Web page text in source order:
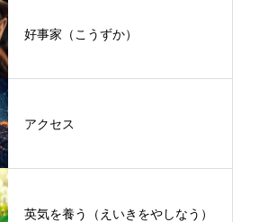
好事家（こうずか）
アクセス
英気を養う（えいきをやしなう）